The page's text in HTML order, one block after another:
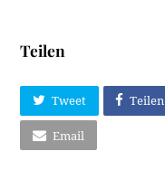
Teilen
Tweet Teilen
Email